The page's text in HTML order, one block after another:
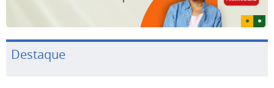
Destaque